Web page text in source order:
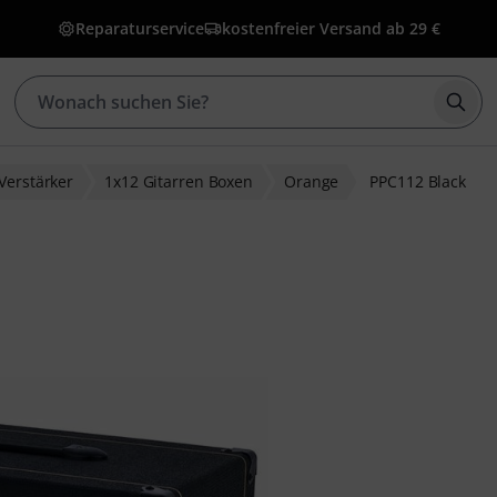
Reparaturservice kostenfreier Versand ab 29 €
1x12 Gitarren Boxen Orange PPC112 Black